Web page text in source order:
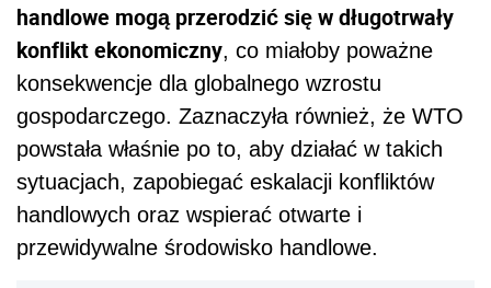
handlowe mogą przerodzić się w długotrwały
konflikt ekonomiczny, co miałoby poważne
konsekwencje dla globalnego wzrostu
gospodarczego. Zaznaczyła również, że WTO
powstała właśnie po to, aby działać w takich
sytuacjach, zapobiegać eskalacji konfliktów
handlowych oraz wspierać otwarte i
przewidywalne środowisko handlowe.